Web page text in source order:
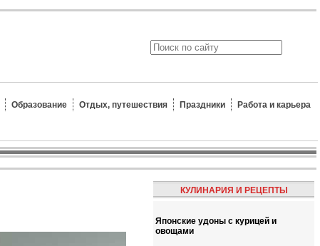
Образование Отдых, путешествия Праздники
Работа и карьера
КУЛИНАРИЯ И РЕЦЕПТЫ
Японские удоны с курицей и
овощами